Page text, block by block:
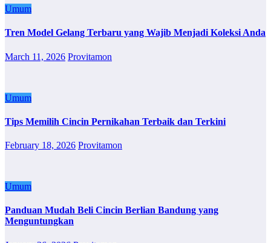
Umum
Tren Model Gelang Terbaru yang Wajib Menjadi Koleksi Anda
March 11, 2026 Provitamon
Umum
Tips Memilih Cincin Pernikahan Terbaik dan Terkini
February 18, 2026 Provitamon
Umum
Panduan Mudah Beli Cincin Berlian Bandung yang
Menguntungkan